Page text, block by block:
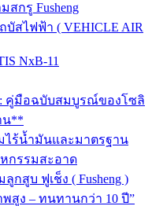
กรู Fusheng
สไฟฟ้า ( VEHICLE AIR
NxB-11
คู่มือฉบับสมบูรณ์ของโซลิ
น**
ไร้น้ำมันและมาตรฐาน
กรรมสะอาด
สูบ ฟูเช็ง ( Fusheng )
สูง – ทนทานกว่า 10 ปี”